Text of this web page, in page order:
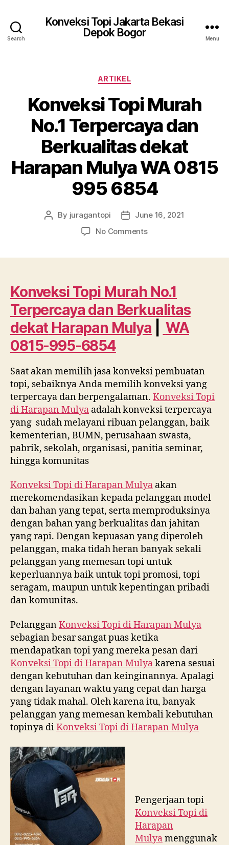
Search
Konveksi Topi Jakarta Bekasi
Depok Bogor
Menu
Categories
ARTIKEL
Konveksi Topi Murah
No.1 Terpercaya dan
Berkualitas dekat
Harapan Mulya WA 0815
995 6854
Post
By juragantopi
PostJune 16, 2021
No Commentson
Terpercaya
dan
Berkualitas
dekat
Harapan
0815
995
6854
Konveksi Topi Murah No.1
Terpercaya dan Berkualitas
dekat Harapan Mulya
WA
0815-995-6854
Saat akan memilih jasa konveksi pembuatan
topi, sebaiknya Anda memilih konveksi yang
terpercaya dan berpengalaman. Konveksi Topi
diHarapan Mulya adalah konveksi terpercaya
yang sudah melayani ribuan pelanggan, baik
kementerian, BUMN, perusahaan swasta,
pabrik, sekolah, organisasi, panitia seminar,
hingga komunitas
Konveksi Topi diHarapan Mulya akan
merekomendasikan kepada pelanggan model
dan bahan yang tepat, serta memproduksinya
dengan bahan yang berkualitas dan jahitan
yang rapi. Dengan kepuasan yang diperoleh
pelanggan, maka tidah heran banyak sekali
pelanggan yang memesan topi untuk
keperluannya baik untuk topi promosi, topi
seragam, maupun untuk kepentingan pribadi
dan komunitas.
PelangganKonveksi Topi diHarapan Mulya
sebagian besar sangat puas ketika
mendapatkan topi yang mereka pesan dari
Konveksi Topi diHarapan Mulyakarena sesuai
dengan kebutuhan dan keinginannya. Apalagi
dengan layanan waktu yang cepat dan harga
yang tidak mahal. Oleh karena itu, banyak
pelanggan yang memesan kembali kebutuhan
topinya diKonveksi Topi diHarapan Mulya
Pengerjaan topi
Konveksi Topi di
Harapan
Mulyamenggunak